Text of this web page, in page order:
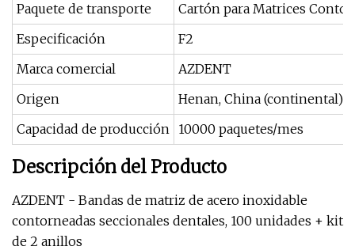
Paquete de transporte
Cartón para Matrices
Especificación
F2
Marca comercial
AZDENT
Origen
Henan, China (continental)
Capacidad de producción 10000 paquetes/mes
Descripción del Producto
AZDENT - Bandas de matriz de acero inoxidable
contorneadas seccionales dentales, 100 unidades + kit
de 2 anillos